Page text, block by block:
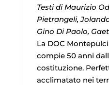
Testi di Maurizio
Pietrangeli,
Gino Di Paolo,
La DOC
compie 50 anni
costituzione.
acclimatato nei